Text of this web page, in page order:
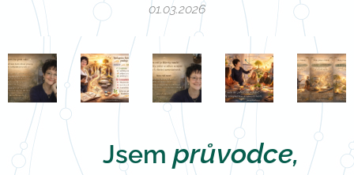
01.03.2026
🧭 Jsem průvodce,